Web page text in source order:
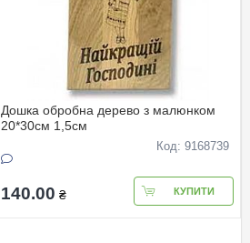
Дошка обробна дерево з малюнком
20*30см 1,5см
Код: 9168739
140.00 ₴ КУПИТИ